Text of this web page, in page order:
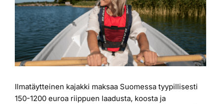
Valmistajat
Rahoitus
Asiakaskokemuksia
isompana
Ilmatäytteinen kajakki maksaa Suomessa tyypillisesti
150-1200 euroa riippuen laadusta, koosta ja